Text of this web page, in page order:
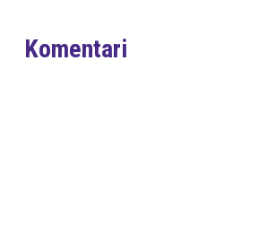
Komentari